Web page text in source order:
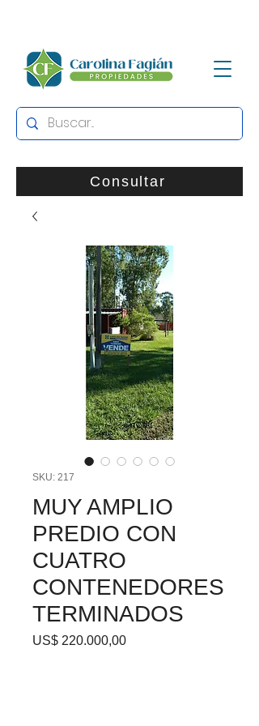
Consultar
SKU: 217
MUY AMPLIO
PREDIO CON
CUATRO
CONTENEDORES
TERMINADOS
US$ 220.000,00Precio